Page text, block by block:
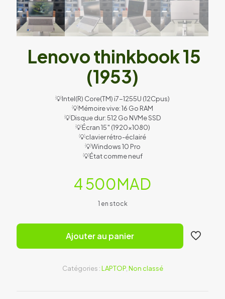
Lenovo thinkbook 15
(1953)
💡Intel(R) Core(TM) i7-1255U (12Cpus)
💡Mémoire vive: 16 Go RAM
💡Disque dur: 512 Go NVMe SSD
💡Écran 15″ (1920×1080)
💡clavier rétro-éclairé
💡Windows 10 Pro
💡État comme neuf
4 500MAD
1 en stock
Ajouter au panier
Catégories :LAPTOP,Non classé